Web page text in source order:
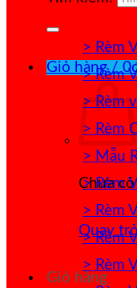
Giỏ hàng /0
Chưa
Quay
Giỏ hàng
> Rèm
> Rèm
> Rèm
> Rèm
> Mẫu
> Rèm
> Rèm
> Rèm
> Rèm